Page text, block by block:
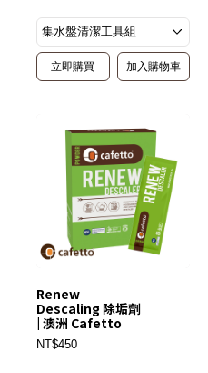
立即購買 加入購物車
Renew
Descaling 除垢劑
| 澳洲 Cafetto
NT$450